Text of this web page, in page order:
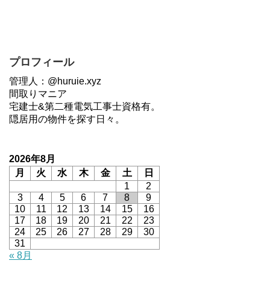
プロフィール
管理人：@huruie.xyz
間取りマニア
宅建士&第二種電気工事士資格有。
隠居用の物件を探す日々。
2026年8月
月
火 水 木 金 土
日
1
2
3
4 5 6 7 8
9
10
11 12 13 14 15
16
17
18 19 20 21 22
23
24
25 26 27 28 29
30
31
« 8月